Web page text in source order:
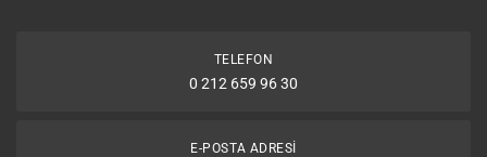
TELEFON
0 212 659 96 30
E-POSTA ADRESI